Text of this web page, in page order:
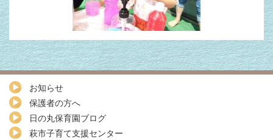
お知らせ
保護者の方へ
日の丸保育園ブログ
萩市子育て支援センター